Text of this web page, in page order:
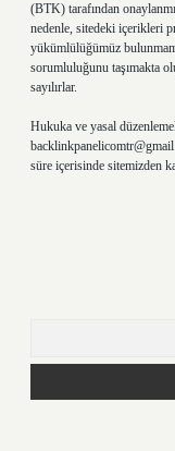
(BTK) tarafından
nedenle, sitedeki içerikleri
yükümlülüğümüz
sorumluluğunu taşımakta
sayılırlar.
Hukuka ve yasal
süre içerisinde sitemizden